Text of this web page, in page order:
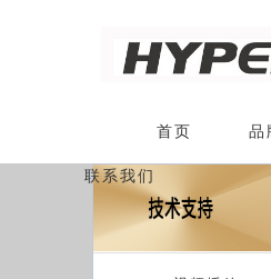
首页 品
联系我们